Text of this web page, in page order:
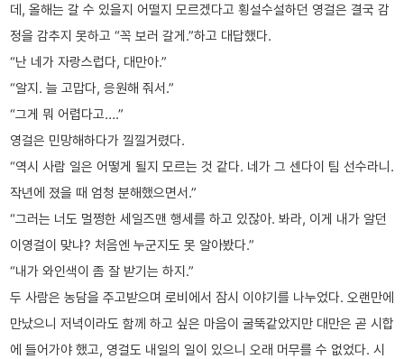
데, 올해는 갈 수 있을지 어떨지 모르겠다고 횡설수설하던 영걸은 결국 감
정을 감추지 못하고 “꼭 보러 갈게.”하고 대답했다.
“난 네가 자랑스럽다, 대만아.”
“알지. 늘 고맙다, 응원해 줘서.”
“그게 뭐 어렵다고….”
영걸은 민망해하다가 낄낄거렸다.
“역시 사람 일은 어떻게 될지 모르는 것 같다. 네가 그 센다이 팀 선수라니.
작년에 졌을 때 엄청 분해했으면서.”
“그러는 너도 멀쩡한 세일즈맨 행세를 하고 있잖아. 봐라, 이게 내가 알던
이영걸이 맞냐? 처음엔 누군지도 못 알아봤다.”
“내가 와인색이 좀 잘 받기는 하지.”
두 사람은 농담을 주고받으며 로비에서 잠시 이야기를 나누었다. 오랜만에
만났으니 저녁이라도 함께 하고 싶은 마음이 굴뚝같았지만 대만은 곧 시합
에 들어가야 했고, 영걸도 내일의 일이 있으니 오래 머무를 수 없었다. 시